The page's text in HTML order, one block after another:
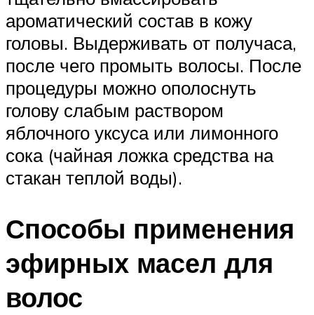
ароматический состав в кожу
головы. Выдерживать от получаса,
после чего промыть волосы. После
процедуры можно ополоснуть
голову слабым раствором
яблочного уксуса или лимонного
сока (чайная ложка средства на
стакан теплой воды).
Способы применения
эфирных масел для
волос